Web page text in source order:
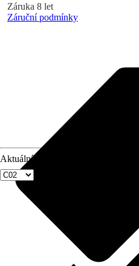
Záruka 8 let
Záruční podmínky
Aktuální velikost okna